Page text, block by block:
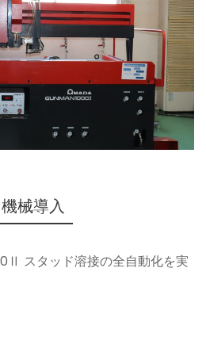
械導入
スタッド溶接の全自動化を実